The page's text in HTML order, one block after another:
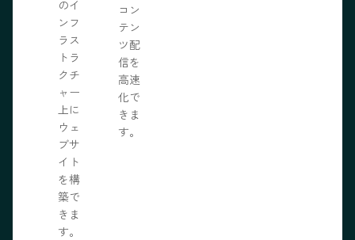
のイ
ンフ
ラス
トラ
クチ
ャー
上に
ウェ
ブサ
イト
を構
築で
きま
す。
コン
テン
ツ配
信を
高速
化で
きま
す。